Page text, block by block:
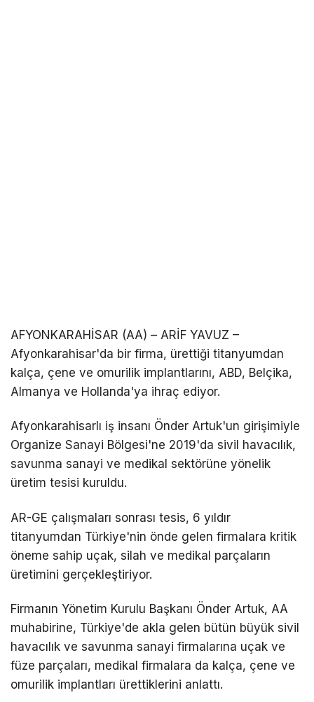
AFYONKARAHİSAR (AA) – ARİF YAVUZ –
Afyonkarahisar'da bir firma, ürettiği titanyumdan
kalça, çene ve omurilik implantlarını, ABD, Belçika,
Almanya ve Hollanda'ya ihraç ediyor.
Afyonkarahisarlı iş insanı Önder Artuk'un girişimiyle
Organize Sanayi Bölgesi'ne 2019'da sivil havacılık,
savunma sanayi ve medikal sektörüne yönelik
üretim tesisi kuruldu.
AR-GE çalışmaları sonrası tesis, 6 yıldır
titanyumdan Türkiye'nin önde gelen firmalara kritik
öneme sahip uçak, silah ve medikal parçaların
üretimini gerçekleştiriyor.
Firmanın Yönetim Kurulu Başkanı Önder Artuk, AA
muhabirine, Türkiye'de akla gelen bütün büyük sivil
havacılık ve savunma sanayi firmalarına uçak ve
füze parçaları, medikal firmalara da kalça, çene ve
omurilik implantları ürettiklerini anlattı.